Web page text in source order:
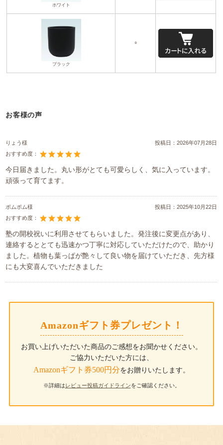
ホワイト
ブラック
○
お客様の声
りょう様 投稿日：2026年07月28日
おすすめ度：
今日届きました。丸い形がとても可愛らしく、気に入っています。
頑張って育てます。
ポムポム様 投稿日：2025年10月22日
おすすめ度：
塾の開校祝いに利用させてもらいました。発注後に変更点があり、
連絡するととても迅速かつ丁寧に対応していただけたので、助かり
ました。植物も葉っぱが艶々して良い物を届けていただき、先方様
にも大変喜んでいただきました
Amazonギフト券プレゼント！
お買い上げいただいた商品のご感想をお聞かせください。
ご協力いただいた方には、
Amazonギフト券500円分をお贈りいたします。
※詳細はレビュー投稿ガイドラインをご確認ください。